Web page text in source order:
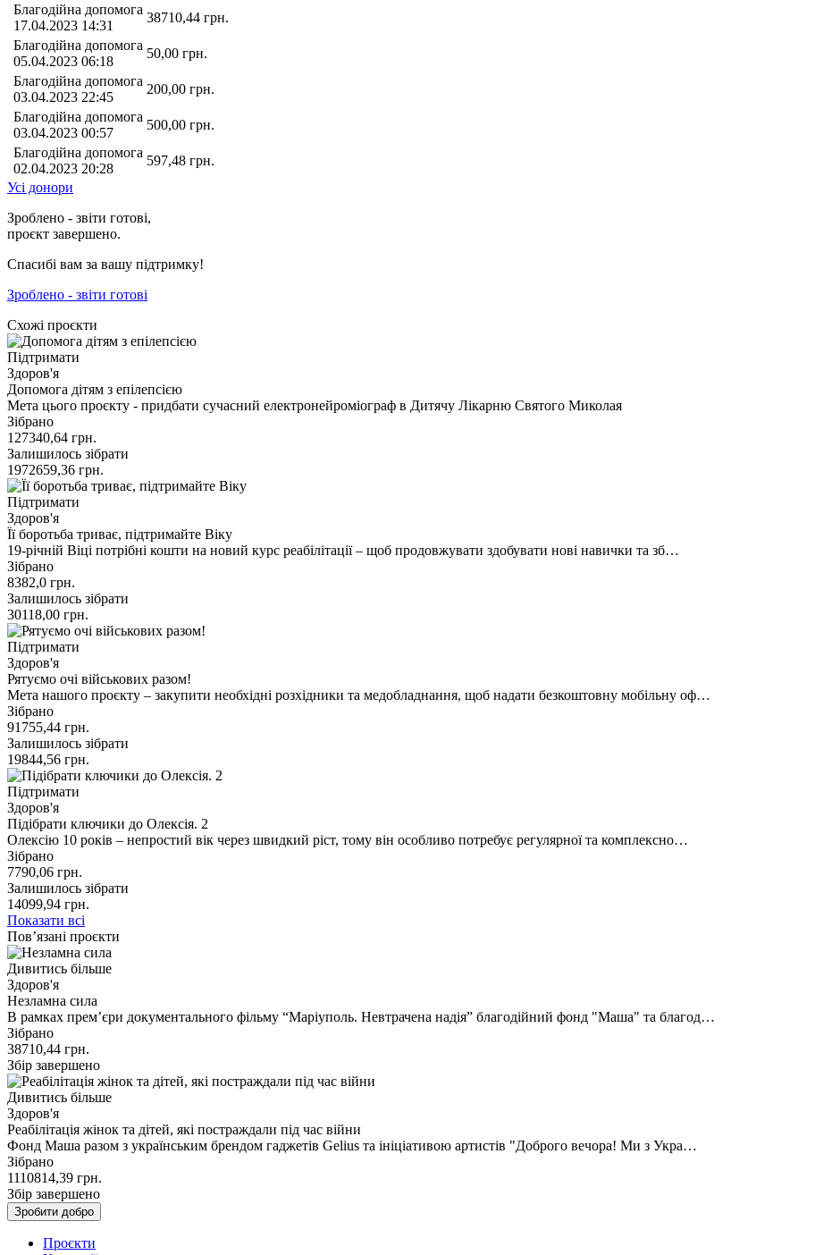
Благодійна допомога
17.04.2023 14:31
38710,44 грн.
Благодійна допомога
05.04.2023 06:18
50,00 грн.
Благодійна допомога
03.04.2023 22:45
200,00 грн.
Благодійна допомога
03.04.2023 00:57
500,00 грн.
Благодійна допомога
02.04.2023 20:28
597,48 грн.
Усі донори
Зроблено - звіти готові,
проєкт завершено.
Спасибі вам за вашу підтримку!
Зроблено - звіти готові
Схожі проєкти
Підтримати
Здоров'я
Допомога дітям з епілепсією
Мета цього проєкту - придбати сучасний електронейроміограф в Дитячу Лікарню Святого Миколая
Зібрано
127340,64 грн.
Залишилось зібрати
1972659,36 грн.
Підтримати
Здоров'я
Її боротьба триває, підтримайте Віку
19-річній Віці потрібні кошти на новий курс реабілітації – щоб продовжувати здобувати нові навички та зб…
Зібрано
8382,0 грн.
Залишилось зібрати
30118,00 грн.
Підтримати
Здоров'я
Рятуємо очі військових разом!
Мета нашого проєкту – закупити необхідні розхідники та медобладнання, щоб надати безкоштовну мобільну оф…
Зібрано
91755,44 грн.
Залишилось зібрати
19844,56 грн.
Підтримати
Здоров'я
Підібрати ключики до Олексія. 2
Олексію 10 років – непростий вік через швидкий ріст, тому він особливо потребує регулярної та комплексно…
Зібрано
7790,06 грн.
Залишилось зібрати
14099,94 грн.
Показати всі
Пов’язані проєкти
Дивитись більше
Здоров'я
Незламна сила
В рамках премʼєри документального фільму “Маріуполь. Невтрачена надія” благодійний фонд "Маша" та благод…
Зібрано
38710,44 грн.
Збір завершено
Дивитись більше
Здоров'я
Реабілітація жінок та дітей, які постраждали під час війни
Фонд Маша разом з українським брендом гаджетів Gelius та ініціативою артистів "Доброго вечора! Ми з Укра…
Зібрано
1110814,39 грн.
Збір завершено
Зробити добро
Проєкти